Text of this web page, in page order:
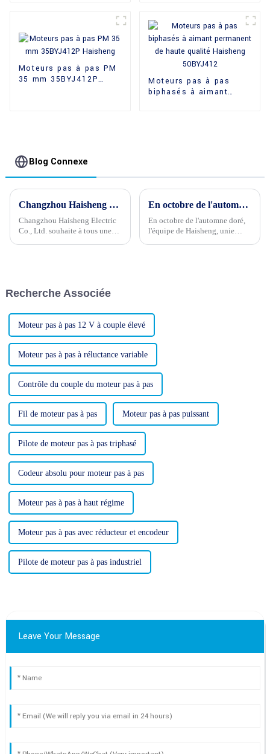
Moteurs pas à pas PM
35 mm 35BYJ412P
Moteurs pas à pas
biphasés à aimant
Blog Connexe
Changzhou Haisheng Electric Co., Ltd. souhaite à tous une joyeuse fête de la mi-automne
Changzhou Haisheng Electric
Co., Ltd. souhaite à tous une
Changzhou Haisheng...
En octobre de l'automne doré, Haisheng team building, uni comme un seul
En octobre de l'automne doré,
l'équipe de Haisheng, unie
Recherche Associée
Moteur pas à pas 12 V à couple élevé
Moteur pas à pas à réluctance variable
Contrôle du couple du moteur pas à pas
Fil de moteur pas à pas Moteur pas à pas puissant
Pilote de moteur pas à pas triphasé
Codeur absolu pour moteur pas à pas
Moteur pas à pas à haut régime
Moteur pas à pas avec réducteur et encodeur
Pilote de moteur pas à pas industriel
Leave Your Message